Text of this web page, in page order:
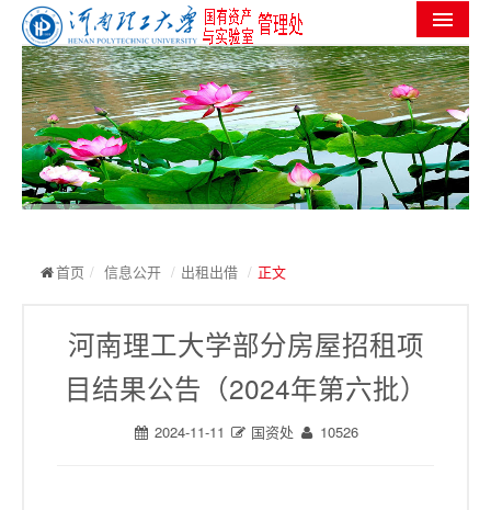
首页
机构设置
党群工作
信息公开
服务指南
规章制度
首页 / 信息公开 / 出租出借 / 正文
河南理工大学部分房屋招租项
目结果公告（2024年第六批）
2024-11-11 国资处 10526